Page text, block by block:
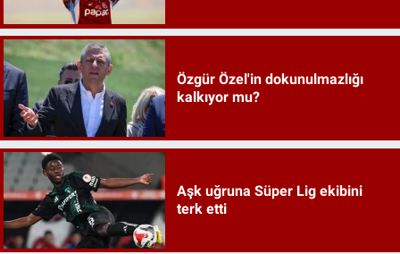
Özgür Özel'in dokunulmazlığı
kalkıyor mu?
Aşk uğruna Süper Lig ekibini
terk etti